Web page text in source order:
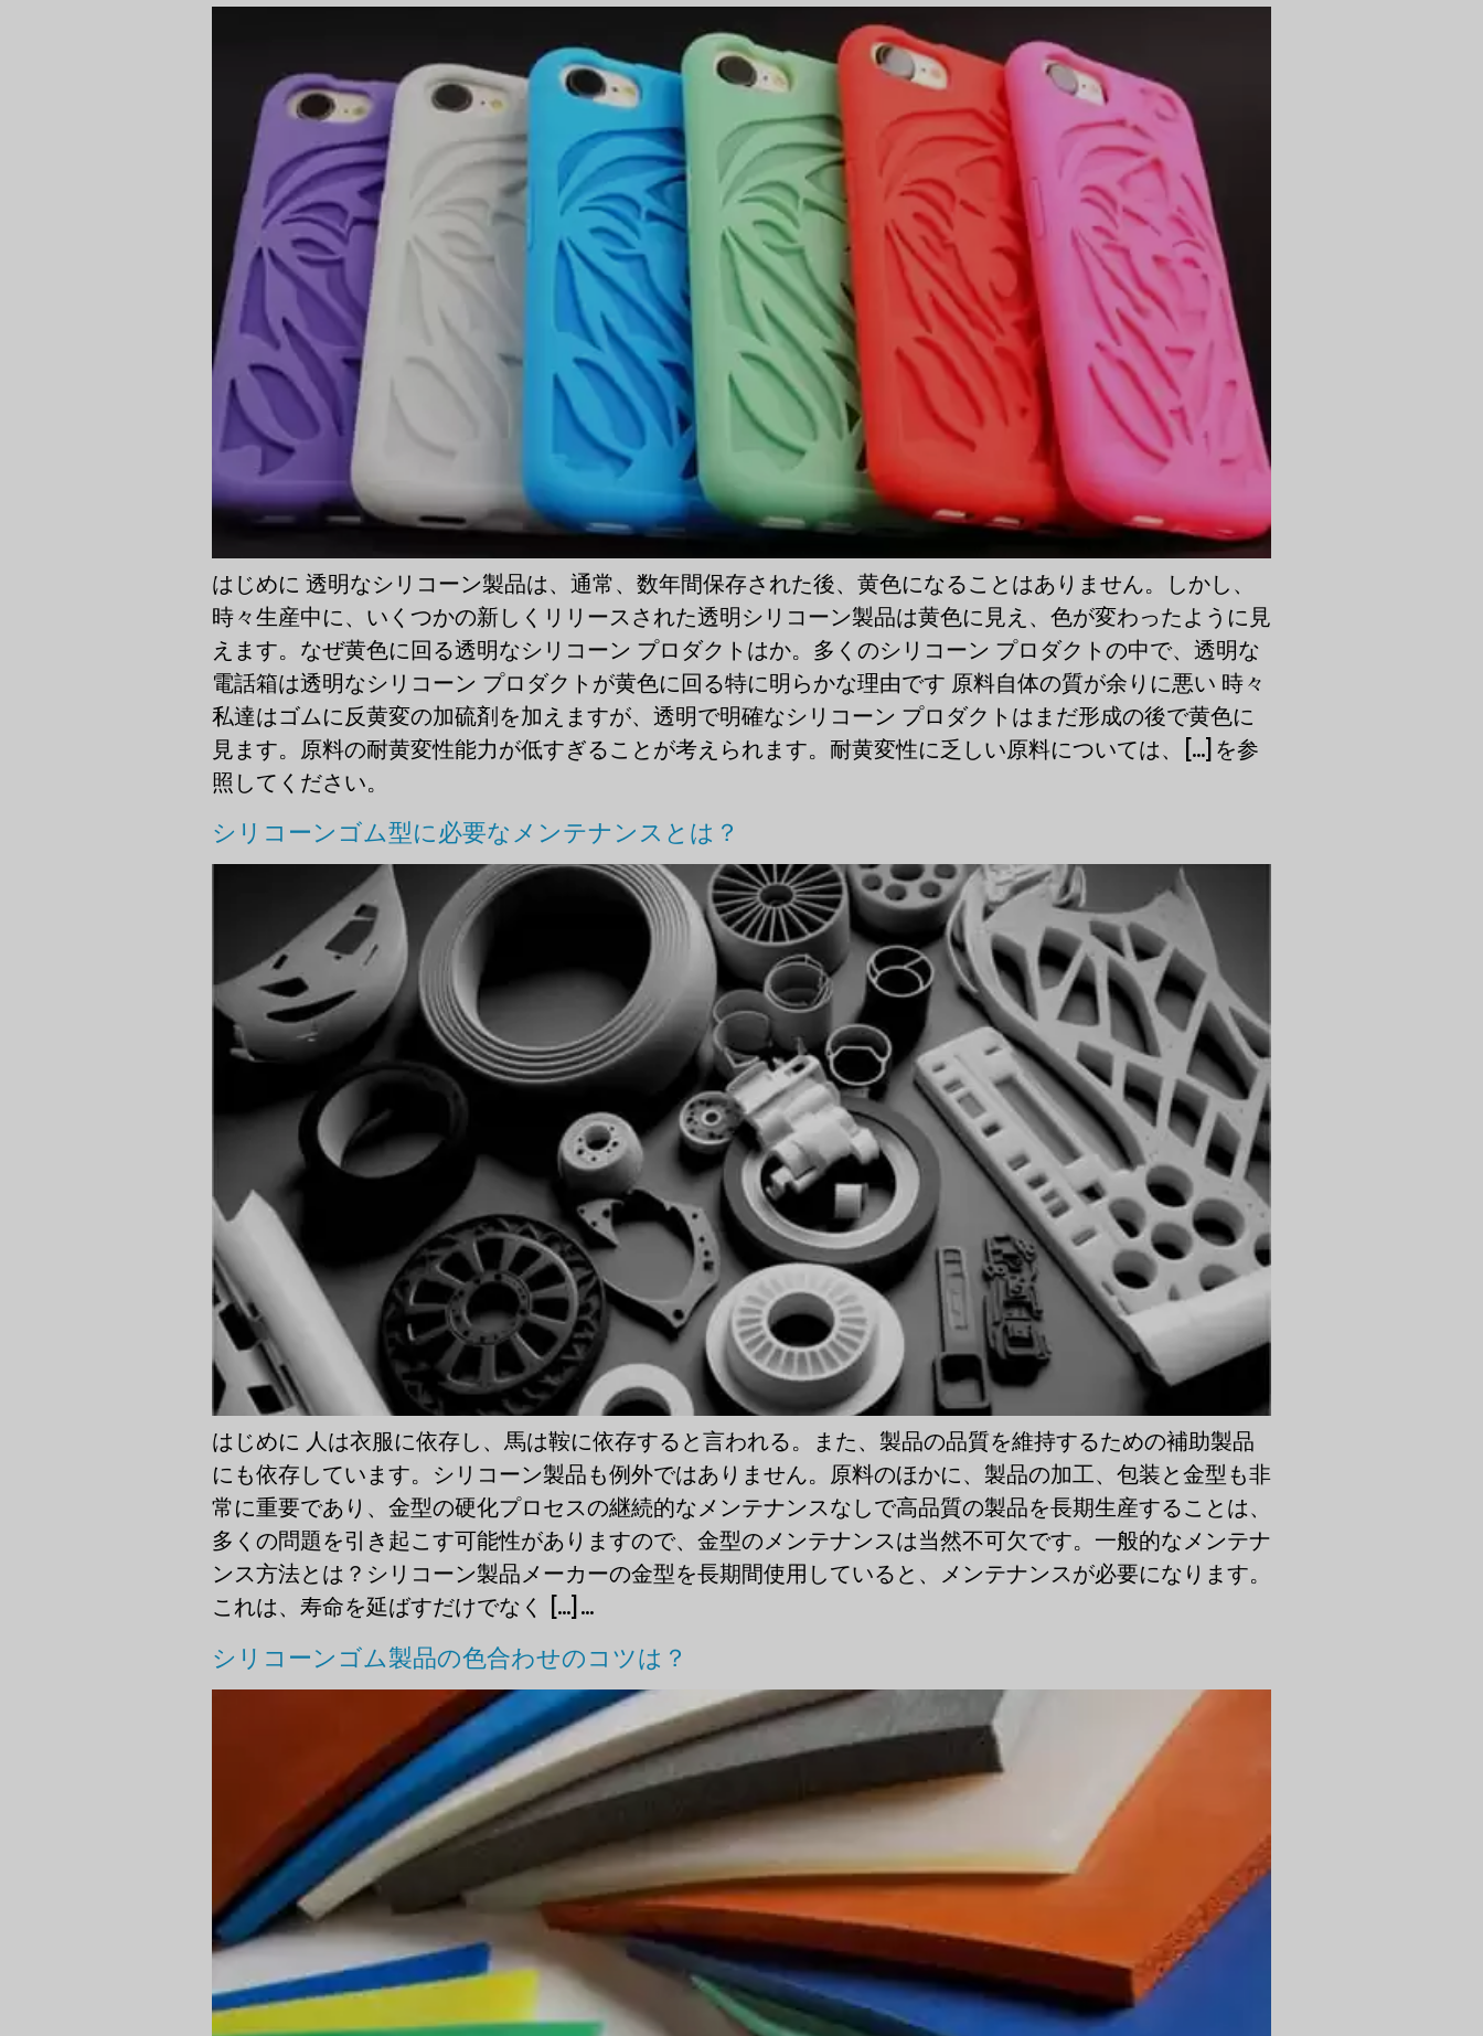
はじめに 透明なシリコーン製品は、通常、数年間保存された後、黄色になることはありません。しかし、
時々生産中に、いくつかの新しくリリースされた透明シリコーン製品は黄色に見え、色が変わったように見
えます。なぜ黄色に回る透明なシリコーン プロダクトはか。多くのシリコーン プロダクトの中で、透明な
電話箱は透明なシリコーン プロダクトが黄色に回る特に明らかな理由です 原料自体の質が余りに悪い 時々
私達はゴムに反黄変の加硫剤を加えますが、透明で明確なシリコーン プロダクトはまだ形成の後で黄色に
見ます。原料の耐黄変性能力が低すぎることが考えられます。耐黄変性に乏しい原料については、[...]を参
照してください。
シリコーンゴム型に必要なメンテナンスとは？
はじめに 人は衣服に依存し、馬は鞍に依存すると言われる。また、製品の品質を維持するための補助製品
にも依存しています。シリコーン製品も例外ではありません。原料のほかに、製品の加工、包装と金型も非
常に重要であり、金型の硬化プロセスの継続的なメンテナンスなしで高品質の製品を長期生産することは、
多くの問題を引き起こす可能性がありますので、金型のメンテナンスは当然不可欠です。一般的なメンテナ
ンス方法とは？シリコーン製品メーカーの金型を長期間使用していると、メンテナンスが必要になります。
これは、寿命を延ばすだけでなく [...]...
シリコーンゴム製品の色合わせのコツは？